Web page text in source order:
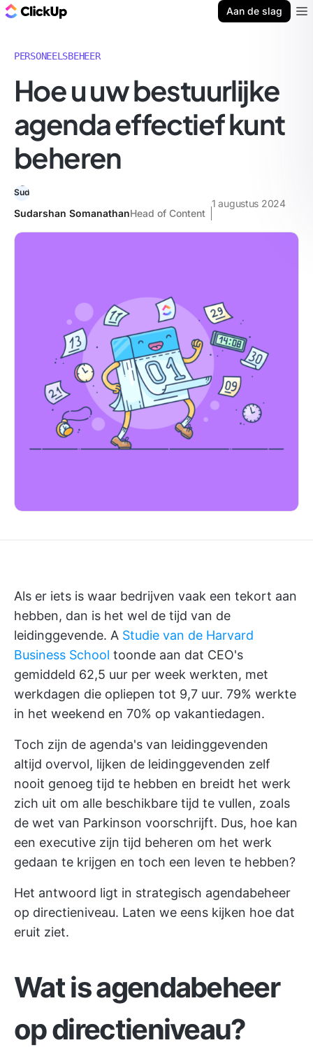
Aan de slag
PERSONEELSBEHEER
Hoe u uw bestuurlijke
agenda effectief kunt
beheren
Sudarshan SomanathanHead of Content
1 augustus 2024
Als er iets is waar bedrijven vaak een tekort aan
hebben, dan is het wel de tijd van de
leidinggevende. A Studie van de Harvard
Business School toonde aan dat CEO's
gemiddeld 62,5 uur per week werkten, met
werkdagen die opliepen tot 9,7 uur. 79% werkte
in het weekend en 70% op vakantiedagen.
Toch zijn de agenda's van leidinggevenden
altijd overvol, lijken de leidinggevenden zelf
nooit genoeg tijd te hebben en breidt het werk
zich uit om alle beschikbare tijd te vullen, zoals
de wet van Parkinson voorschrijft. Dus, hoe kan
een executive zijn tijd beheren om het werk
gedaan te krijgen en toch een leven te hebben?
Het antwoord ligt in strategisch agendabeheer
op directieniveau. Laten we eens kijken hoe dat
eruit ziet.
Wat is agendabeheer
op directieniveau?